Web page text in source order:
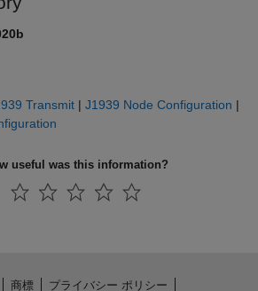
Transmit | J1939 Node Configuration |
useful was this information?
商標 プライバシー ポリシー